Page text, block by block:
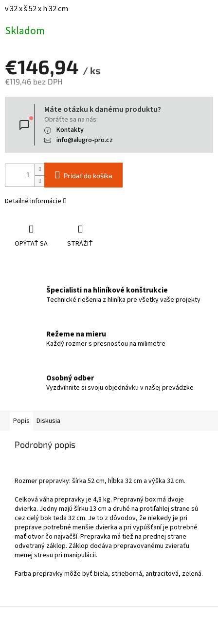
v 32 x š 52 x h 32 cm
Skladom
€146,94 / ks
€119,46 bez DPH
Jednotková
Máte otázku k danému produktu?
Obráťte sa na nás:
Kontakty
info@alugro-pro.cz
Pridať do košíka
Detailné informácie
OPÝTAŤ SA STRÁŽIŤ
Špecialisti na hliníkové konštrukcie
Technické riešenia z hliníka pre všetky vaše projekty
Režeme na mieru
Každý rozmer s presnosťou na milimetre
Osobný odber
Vyzdvihnite si svoju objednávku v našej prevádzke
Popis Diskusia
Podrobný popis
Rozmer prepravky: šírka 52 cm, hĺbka 32 cm a výška 32 cm.
Celková váha prepravky je 4,8 kg. Prepravný box má dvoje
dvierka. Jedny majú šírku 13 cm a druhé na protiľahlej strane sú
cez celý bok teda 32 cm. Je to z dôvodov, že niekedy je pri
preprave potrebné menšie dvierka a pri vypúšťaní je potrebné
mať otvor čo najväčší. Prepravka má tiež na prednej strane
odvetraný záklop. Záklop dodáva prepravovanému zvieraťu
menej stresu pri manipulácii.
Farba prepravky môže byť biela, strieborná, antracitová, zelená.